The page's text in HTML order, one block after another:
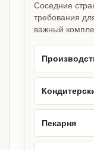
Соседние
требования
важный
Пекарня